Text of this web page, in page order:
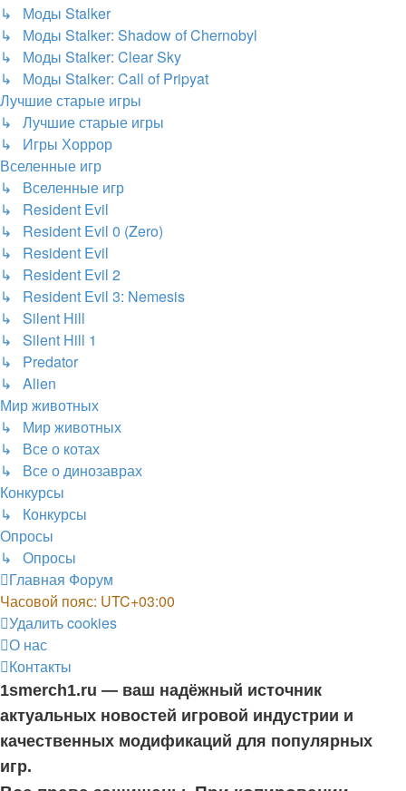
↳ Моды Stalker
↳ Моды Stalker: Shadow of Chernobyl
↳ Моды Stalker: Clear Sky
↳ Моды Stalker: Call of Pripyat
Лучшие старые игры
↳ Лучшие старые игры
↳ Игры Хоррор
Вселенные игр
↳ Вселенные игр
↳ Resident Evil
↳ Resident Evil 0 (Zero)
↳ Resident Evil
↳ Resident Evil 2
↳ Resident Evil 3: Nemesis
↳ Silent Hill
↳ Silent Hill 1
↳ Predator
↳ Alien
Мир животных
↳ Мир животных
↳ Все о котах
↳ Все о динозаврах
Конкурсы
↳ Конкурсы
Опросы
↳ Опросы
Главная Форум
Часовой пояс: UTC+03:00
Удалить cookies
О нас
Контакты
1smerch1.ru — ваш надёжный источник
актуальных новостей игровой индустрии и
качественных модификаций для популярных
игр.